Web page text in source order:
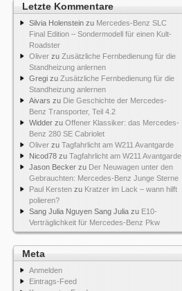
Letzte Kommentare
Silvia Holenstein zu Mercedes-Benz SLC
Final Edition – Sondermodell für einen Kult-
Roadster
Oliver zu Zusätzliche Fernbedienung für die
Standheizung anlernen
Gregi zu Zusätzliche Fernbedienung für die
Standheizung anlernen
Aivars zu Die Geschichte der Mercedes-
Benz Transporter, Teil 4.2
Widder zu Offener Klassiker: das Mercedes-
Benz 280 SE Cabriolet
Oliver zu Tagfahrlicht am W211 Avantgarde
Nicod78 zu Tagfahrlicht am W211 Avantgarde
Jason Becker zu Der Neuwagen unter den
Gebrauchten: Mercedes-Benz Junge Sterne
Paul Kersten zu Kratzer im Lack – wann hilft
polieren?
Sang Julia Nguyen Sang Julia zu E10-
Verträglichkeit für Mercedes-Benz Pkw
Meta
Anmelden
Eintrags-Feed